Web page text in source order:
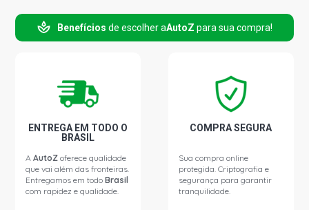
Benefícios de escolher aAutoZ para sua compra!
ENTREGA EM TODO O
BRASIL
AAutoZ oferece qualidade
que vai além das fronteiras.
Entregamos em todoBrasil
com rapidez e qualidade.
COMPRA SEGURA
Sua compra online
protegida. Criptografia e
segurança para garantir
tranquilidade.